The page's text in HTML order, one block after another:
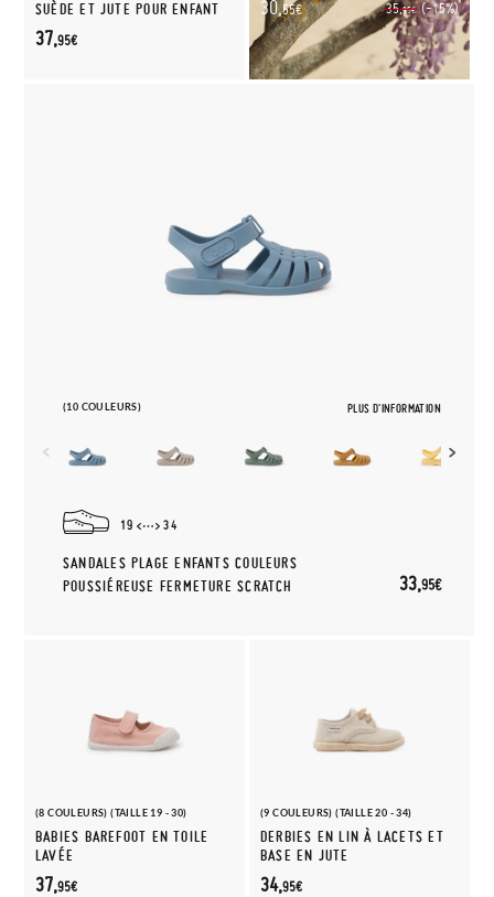
SUÈDE ET JUTE POUR ENFANT
37,95€
35,95€ (-15%)
30,55€
(10 COULEURS) PLUS D'INFORMATION
19 34
SANDALES PLAGE ENFANTS COULEURS
POUSSIÉREUSE FERMETURE SCRATCH
33,95€
(8 COULEURS) (TAILLE 19 - 30)
BABIES BAREFOOT EN TOILE
LAVÉE
37,95€
(9 COULEURS) (TAILLE 20 - 34)
DERBIES EN LIN À LACETS ET
BASE EN JUTE
34,95€